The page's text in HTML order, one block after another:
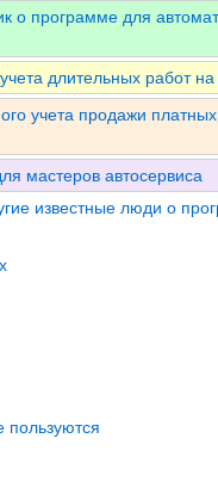
о программе для
длительных работ
учета продажи платных
мастеров автосервиса
известные люди о
пользуются